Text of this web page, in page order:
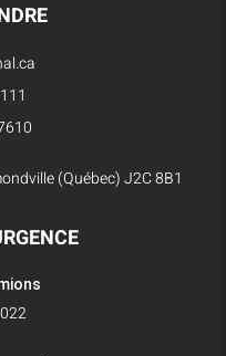
(Québec) J2C 8B1